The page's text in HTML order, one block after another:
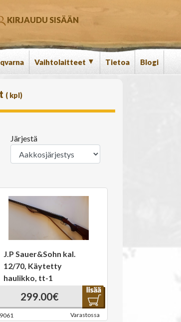
KIRJAUDU SISÄÄN
Vaihtolaitteet ▼ Tietoa Blogi
( kpl)
Järjestä
J.P Sauer&Sohn kal.
12/70, Käytetty
haulikko, tt-1
299.00€
Varastossa